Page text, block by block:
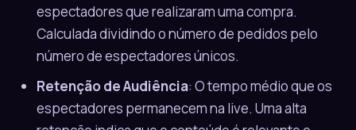
espectadores que realizaram uma compra.
Calculada dividindo o número de pedidos pelo
número de espectadores únicos.
Retenção de Audiência: O tempo médio que os
espectadores permanecem na live. Uma alta